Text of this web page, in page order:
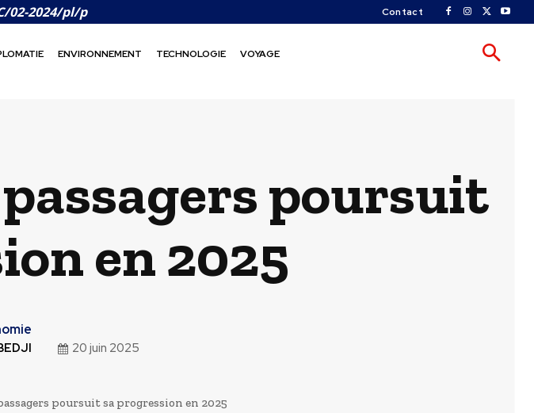
02-2024/pl/p Contact
ENVIRONNEMENT TECHNOLOGIE VOYAGE
poursuit
en 2025
20 juin 2025
poursuit sa progression en 2025